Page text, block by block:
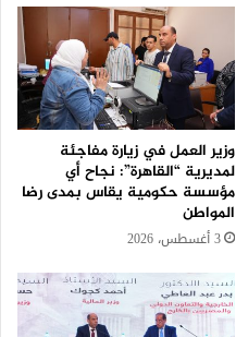
وزير العمل في زيارة مفاجئة
لمديرية “القاهرة”: نجاح أي
مؤسسة حكومية يقاس بمدى رضا
المواطن
3 أغسطس، 2026